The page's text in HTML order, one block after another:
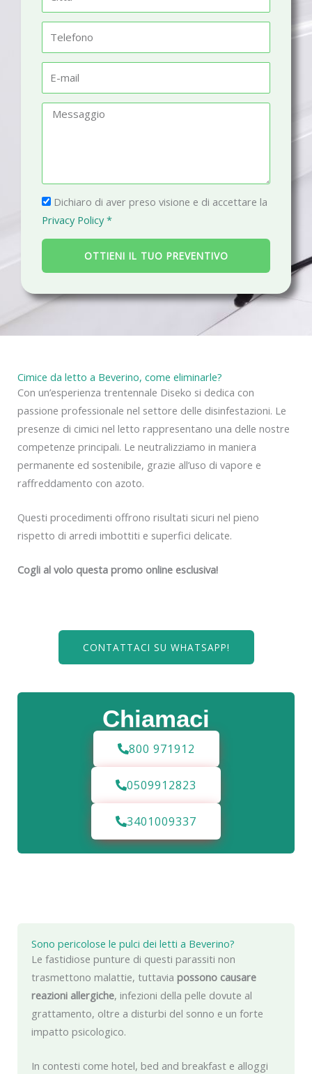
t
à
l
fm
a
g
g
i
P
r
i
a
c
Dichiaro di aver preso visione e di accettare la
Privacy Policy *
OTTIENI IL TUO PREVENTIVO
Chiamaci
800 971912
0509912823
3401009337
Cimice da letto a Beverino, come eliminarle?
Con un’esperienza trentennale Diseko si dedica con
passione professionale nel settore delle disinfestazioni. Le
presenze di cimici nel letto rappresentano una delle nostre
competenze principali. Le neutralizziamo in maniera
permanente ed sostenibile, grazie all’uso di vapore e
raffreddamento con azoto.
Questi procedimenti offrono risultati sicuri nel pieno
rispetto di arredi imbottiti e superfici delicate.
Cogli al volo questa promo online esclusiva!
CONTATTACI SU WHATSAPP!
Sono pericolose le pulci dei letti a Beverino?
Le fastidiose punture di questi parassiti non
trasmettono malattie, tuttavia possono causare
reazioni allergiche, infezioni della pelle dovute al
grattamento, oltre a disturbi del sonno e un forte
impatto psicologico.
In contesti come hotel, bed and breakfast e alloggi